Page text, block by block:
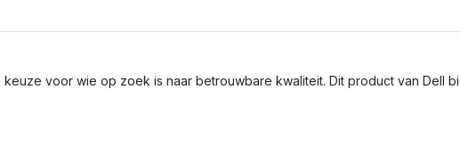
10
RPM,
keuze voor wie op zoek is naar betrouwbare kwaliteit. Dit product van Dell